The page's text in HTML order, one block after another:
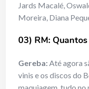
Jards Macalé,
Moreira, Diana
03) RM:
Gereba:Até agora
vinis e os discos do